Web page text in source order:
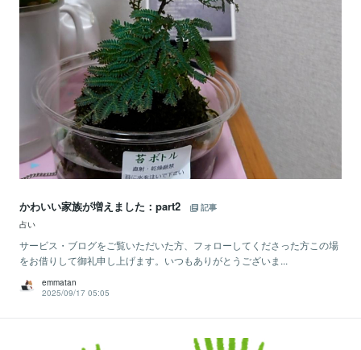
かわいい家族が増えました：part2
記事
占い
サービス・ブログをご覧いただいた方、フォローしてくださった方この場
をお借りして御礼申し上げます。いつもありがとうございま...
emmatan
2025/09/17 05:05